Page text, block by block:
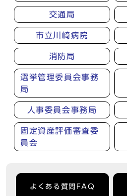
交通局
市立川崎病院
消防局
選挙管理委員会事務
局
人事委員会事務局
固定資産評価審査委
員会
よくある質問FAQ